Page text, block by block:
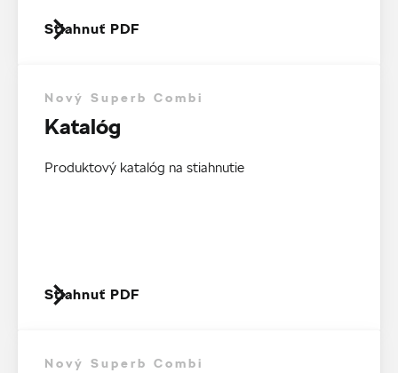
Stiahnuť PDF
Nový Superb Combi
Katalóg
Produktový katalóg na stiahnutie
Stiahnuť PDF
Nový Superb Combi